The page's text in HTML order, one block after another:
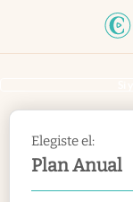
Elegiste el:
Plan Anual